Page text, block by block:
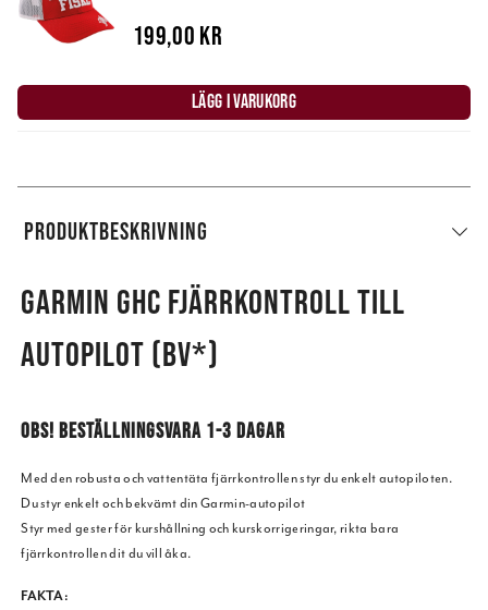
199,00 kr
LÄGG I VARUKORG
PRODUKTBESKRIVNING
GARMIN GHC FJÄRRKONTROLL TILL
AUTOPILOT (BV*)
OBS! BESTÄLLNINGSVARA 1-3 DAGAR
Med den robusta och vattentäta fjärrkontrollen styr du enkelt autopiloten.
Du styr enkelt och bekvämt din Garmin-autopilot
Styr med gester för kurshållning och kurskorrigeringar, rikta bara
fjärrkontrollen dit du vill åka.
FAKTA: